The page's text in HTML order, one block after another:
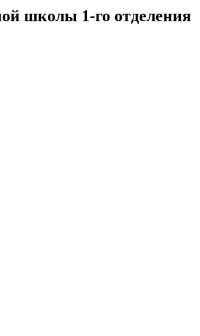
школы 1-го отделения